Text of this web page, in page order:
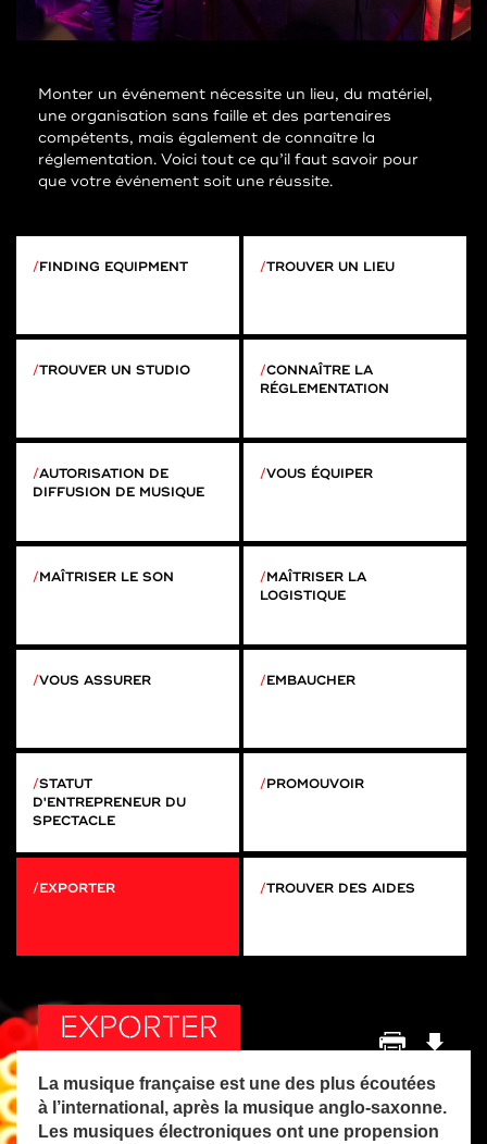
Monter un événement nécessite un lieu, du matériel,
une organisation sans faille et des partenaires
compétents, mais également de connaître la
réglementation. Voici tout ce qu’il faut savoir pour
que votre événement soit une réussite.
FINDING EQUIPMENT TROUVER UN LIEU
TROUVER UN STUDIO
CONNAÎTRE LA
RÉGLEMENTATION
AUTORISATION DE
DIFFUSION DE MUSIQUE
VOUS ÉQUIPER
MAÎTRISER LE SON
MAÎTRISER LA
LOGISTIQUE
VOUS ASSURER EMBAUCHER
STATUT
D'ENTREPRENEUR DU
SPECTACLE
PROMOUVOIR
EXPORTER TROUVER DES AIDES
EXPORTER
La musique française est une des plus écoutées
à l’international, après la musique anglo-saxonne.
Les musiques électroniques ont une propension